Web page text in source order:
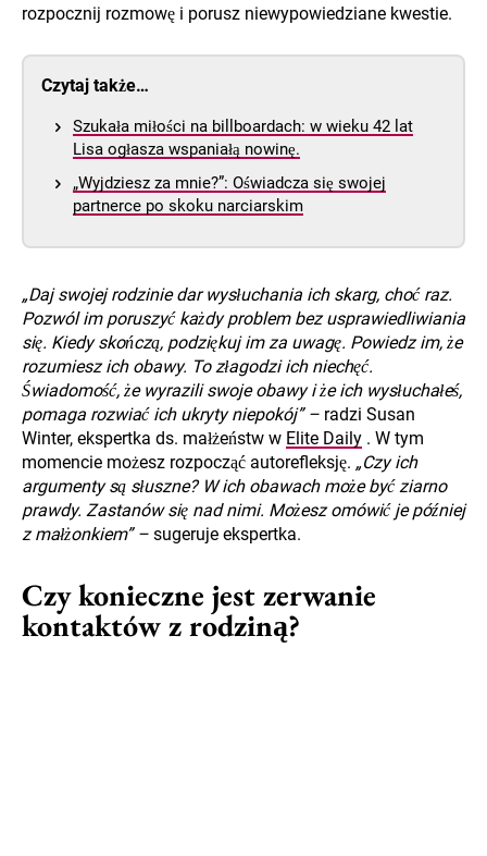
rozpocznij rozmowę i porusz niewypowiedziane kwestie.
Czytaj także…
Szukała miłości na billboardach: w wieku 42 lat
Lisa ogłasza wspaniałą nowinę.
„Wyjdziesz za mnie?”: Oświadcza się swojej
partnerce po skoku narciarskim
„Daj swojej rodzinie dar wysłuchania ich skarg, choć raz.
Pozwól im poruszyć każdy problem bez usprawiedliwiania
się. Kiedy skończą, podziękuj im za uwagę. Powiedz im, że
rozumiesz ich obawy. To złagodzi ich niechęć.
Świadomość, że wyrazili swoje obawy i że ich wysłuchałeś,
pomaga rozwiać ich ukryty niepokój” – radzi Susan
Winter, ekspertka ds. małżeństw w Elite Daily . W tym
momencie możesz rozpocząć autorefleksję. „Czy ich
argumenty są słuszne? W ich obawach może być ziarno
prawdy. Zastanów się nad nimi. Możesz omówić je później
z małżonkiem” – sugeruje ekspertka.
Czy konieczne jest zerwanie
kontaktów z rodziną?